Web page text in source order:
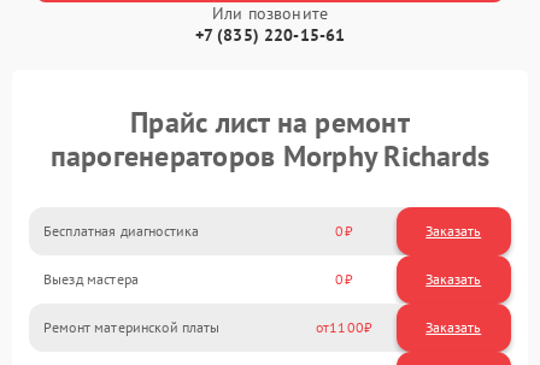
Или позвоните
+7 (835) 220-15-61
Прайс лист на ремонт
парогенераторов Morphy Richards
Бесплатная диагностика 0 Заказать
Выезд мастера 0 Заказать
Ремонт материнской платы 1100